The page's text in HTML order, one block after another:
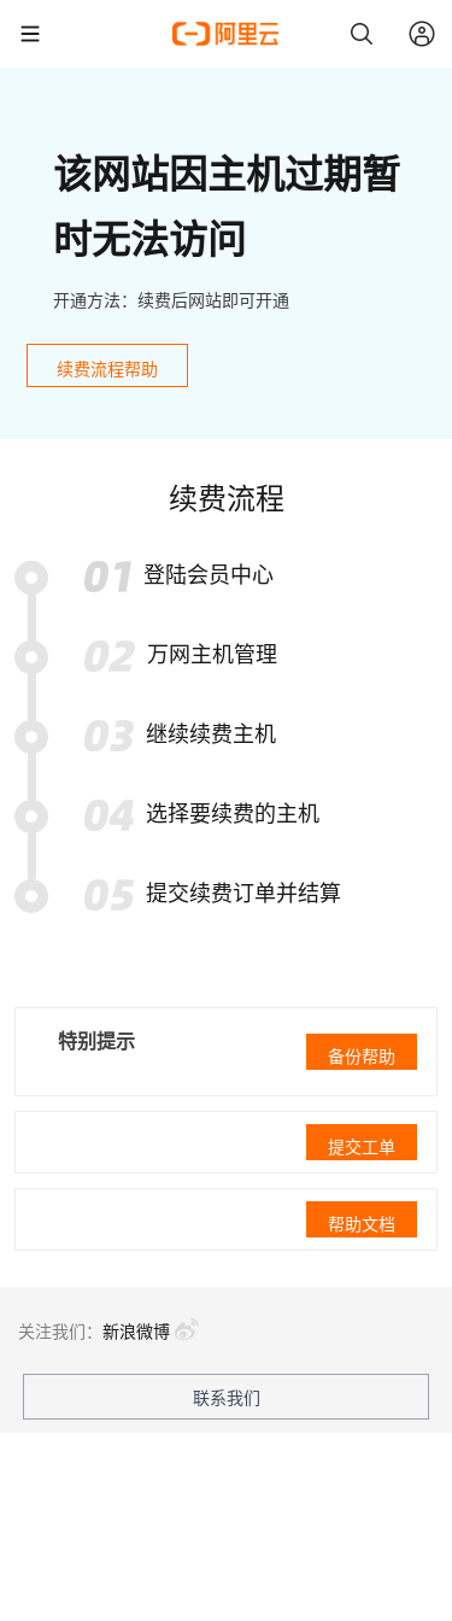
该网站因主机过期暂
时无法访问
开通方法：续费后网站即可开通
续费流程帮助
续费流程
登陆会员中心
万网主机管理
继续续费主机
选择要续费的主机
提交续费订单并结算
特别提示
备份帮助
提交工单
帮助文档